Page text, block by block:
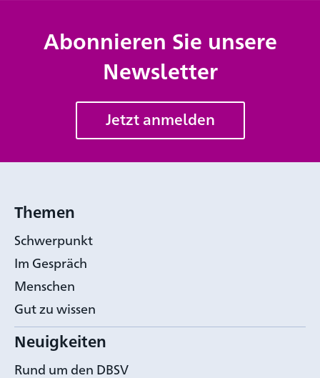
Abonnieren Sie unsere
Newsletter
Jetzt anmelden
Themen
Schwerpunkt
Im Gespräch
Menschen
Gut zu wissen
Neuigkeiten
Rund um den DBSV